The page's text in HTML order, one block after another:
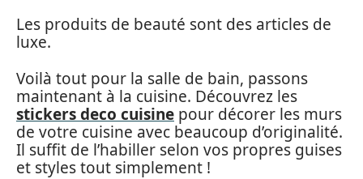
Les produits de beauté sont des articles de
luxe.
Voilà tout pour la salle de bain, passons
maintenant à la cuisine. Découvrez les
stickers deco cuisine pour décorer les murs
de votre cuisine avec beaucoup d’originalité.
Il suffit de l’habiller selon vos propres guises
et styles tout simplement !